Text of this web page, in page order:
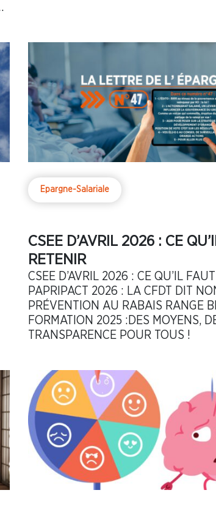
Epargne-Salariale
CSEE D’AVRIL 2026 : CE
RETENIR
CSEE D’AVRIL 2026 : CE QU’IL
PAPRIPACT 2026 : LA CFDT DIT
PRÉVENTION AU RABAIS RANGE BILAN
FORMATION 2025 :DES MOYENS,
TRANSPARENCE POUR TOUS !